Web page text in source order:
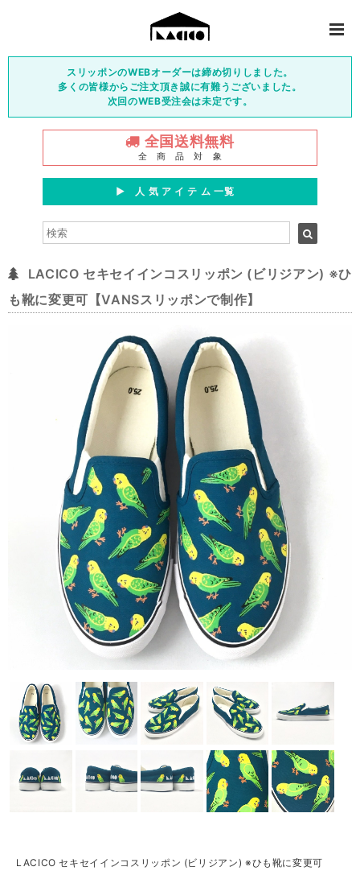
スリッポンのWEBオーダーは締め切りしました。
多くの皆様からご注文頂き誠に有難うございました。
次回のWEB受注会は未定です。
全国送料無料
全 商 品 対 象
▶︎ 人 気 ア イ テ ム 一覧
LACICO セキセイインコスリッポン (ビリジアン) ※ひ
も靴に変更可【VANSスリッポンで制作】
LACICO セキセイインコスリッポン (ビリジアン) ※ひも靴に変更可